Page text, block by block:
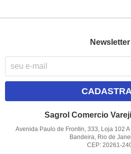
Newsletter
Sagrol Comercio
Avenida Paulo de Frontin, 333, Loja 102
Bandeira, Rio de
CEP: 20261-